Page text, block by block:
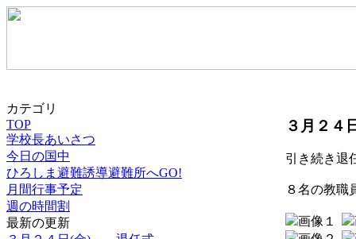
カテゴリ
TOP
学校長あいさつ
今日の国中
ひろしま避難誘導避難所へGO!
月間行事予定
週の時間割
最新の更新
３月２
引き続き退
８名の教職